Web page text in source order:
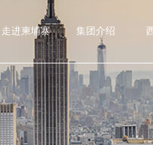
走进柬埔寨 集团介绍